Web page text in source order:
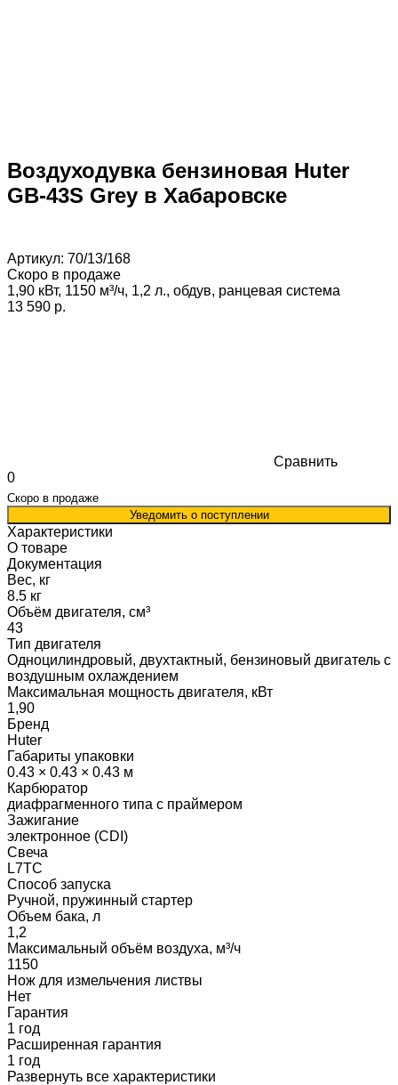
Воздуходувка бензиновая Huter
GB-43S Grey в Хабаровске
Артикул: 70/13/168
Скоро в продаже
1,90 кВт, 1150 м³/ч, 1,2 л., обдув, ранцевая система
13 590 p.
Сравнить
0
Скоро в продаже
Уведомить о поступлении
Характеристики
О товаре
Документация
Вес, кг
8.5 кг
Объём двигателя, см³
43
Тип двигателя
Одноцилиндровый, двухтактный, бензиновый двигатель с
воздушным охлаждением
Максимальная мощность двигателя, кВт
1,90
Бренд
Huter
Габариты упаковки
0.43 × 0.43 × 0.43 м
Карбюратор
диафрагменного типа с праймером
Зажигание
электронное (CDI)
Свеча
L7TС
Способ запуска
Ручной, пружинный стартер
Объем бака, л
1,2
Максимальный объём воздуха, м³/ч
1150
Нож для измельчения листвы
Нет
Гарантия
1 год
Расширенная гарантия
1 год
Развернуть все характеристики